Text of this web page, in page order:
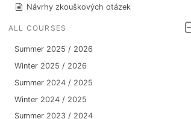
Návrhy zkouškových otázek
ALL COURSES
Summer 2025 / 2026
Winter 2025 / 2026
Summer 2024 / 2025
Winter 2024 / 2025
Summer 2023 / 2024